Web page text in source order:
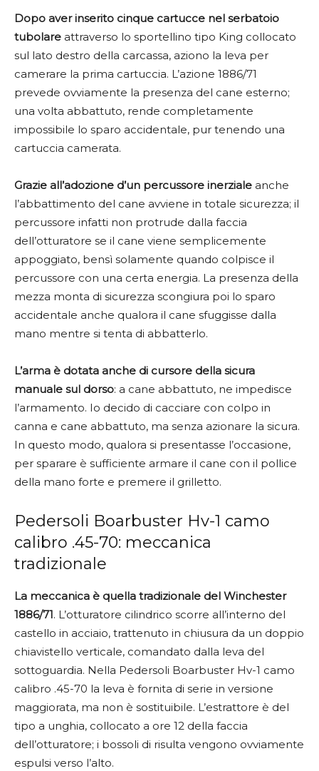
Dopo aver inserito cinque cartucce nel serbatoio
tubolare attraverso lo sportellino tipo King collocato
sul lato destro della carcassa, aziono la leva per
camerare la prima cartuccia. L’azione 1886/71
prevede ovviamente la presenza del cane esterno;
una volta abbattuto, rende completamente
impossibile lo sparo accidentale, pur tenendo una
cartuccia camerata.
Grazie all’adozione d’un percussore inerziale anche
l’abbattimento del cane avviene in totale sicurezza; il
percussore infatti non protrude dalla faccia
dell’otturatore se il cane viene semplicemente
appoggiato, bensì solamente quando colpisce il
percussore con una certa energia. La presenza della
mezza monta di sicurezza scongiura poi lo sparo
accidentale anche qualora il cane sfuggisse dalla
mano mentre si tenta di abbatterlo.
L’arma è dotata anche di cursore della sicura
manuale sul dorso: a cane abbattuto, ne impedisce
l’armamento. Io decido di cacciare con colpo in
canna e cane abbattuto, ma senza azionare la sicura.
In questo modo, qualora si presentasse l’occasione,
per sparare è sufficiente armare il cane con il pollice
della mano forte e premere il grilletto.
Pedersoli Boarbuster Hv-1 camo
calibro .45-70: meccanica
tradizionale
La meccanica è quella tradizionale del Winchester
1886/71. L’otturatore cilindrico scorre all’interno del
castello in acciaio, trattenuto in chiusura da un doppio
chiavistello verticale, comandato dalla leva del
sottoguardia. Nella Pedersoli Boarbuster Hv-1 camo
calibro .45-70 la leva è fornita di serie in versione
maggiorata, ma non è sostituibile. L’estrattore è del
tipo a unghia, collocato a ore 12 della faccia
dell’otturatore; i bossoli di risulta vengono ovviamente
espulsi verso l’alto.